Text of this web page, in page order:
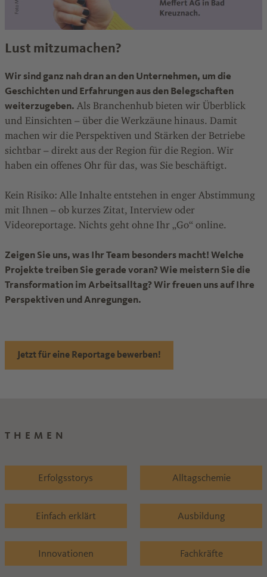
Lust mitzumachen?
Wir sind ganz nah dran an den Unternehmen, um die
Geschichten und Erfahrungen aus den Belegschaften
weiterzugeben. Als Branchenhub bieten wir Überblick
und Einsichten – über die Werkzäune hinaus. Damit
machen wir die Perspektiven und Stärken der Betriebe
sichtbar – direkt aus der Region für die Region. Wir
haben ein offenes Ohr für das, was Sie beschäftigt.
Kein Risiko: Alle Inhalte entstehen in enger Abstimmung
mit Ihnen – ob kurzes Zitat, Interview oder
Videoreportage. Nichts geht ohne Ihr „Go“ online.
Zeigen Sie uns, was Ihr Team besonders macht! Welche
Projekte treiben Sie gerade voran? Wie meistern Sie die
Transformation im Arbeitsalltag? Wir freuen uns auf Ihre
Perspektiven und Anregungen.
Jetzt für eine Reportage bewerben!
THEMEN
Erfolgsstorys Alltagschemie
Einfach erklärt Ausbildung
Innovationen Fachkräfte